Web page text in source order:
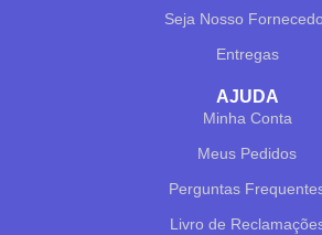
Seja Nosso
Entregas
AJUDA
Minha Conta
Meus Pedidos
Perguntas
Livro de
Online agora